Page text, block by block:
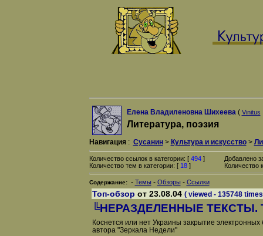
Елена Владиленовна Шихеева( Vinitus
Литература, поэзия
Навигация: Сусанин> Культура и искусство>
Количество ссылок в категории: [ 494]
Количество тем в категории: [ 18]
Добавлено
Количество
Содержание: - Темы - Обзоры - Ссылки
Топ-обзор от 23.08.04 ( viewed - 135748
╚НЕРАЗДЕЛЕННЫЕ ТЕКСТЫ.
Коснется или нет Украины закрытие
автора "Зеркала Недели"